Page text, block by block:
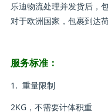
乐迪物流处理并发货后，
对于欧洲国家，包裹到达
服务标准：
1. 重量限制
2KG，不需要计体积重